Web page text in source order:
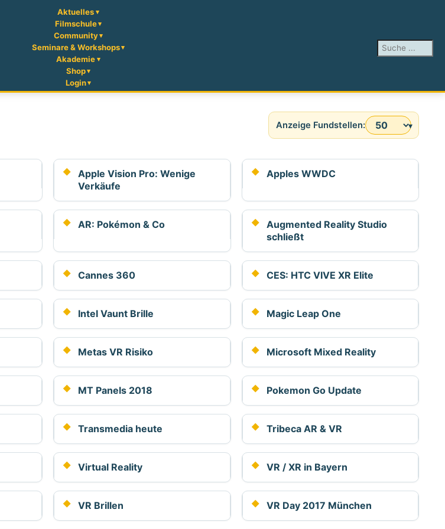
Aktuelles
Filmschule
Community
Seminare & Workshops
Akademie
Shop
Login
Suchen ...
Anzeige #
Apple Vision Pro: Wenige
Verkäufe
Apples WWDC
AR: Pokémon & Co
Augmented Reality Studio
schließt
Cannes 360 CES: HTC VIVE XR Elite
Intel Vaunt Brille Magic Leap One
Metas VR Risiko Microsoft Mixed Reality
MT Panels 2018 Pokemon Go Update
Transmedia heute Tribeca AR & VR
Virtual Reality VR / XR in Bayern
VR Brillen VR Day 2017 München